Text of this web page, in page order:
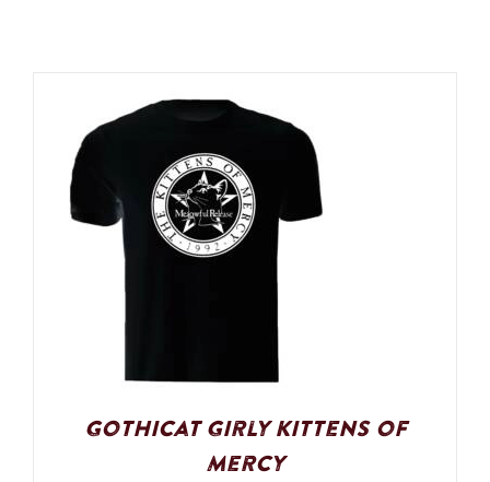
Gothicat Girly Kittens of
Mercy